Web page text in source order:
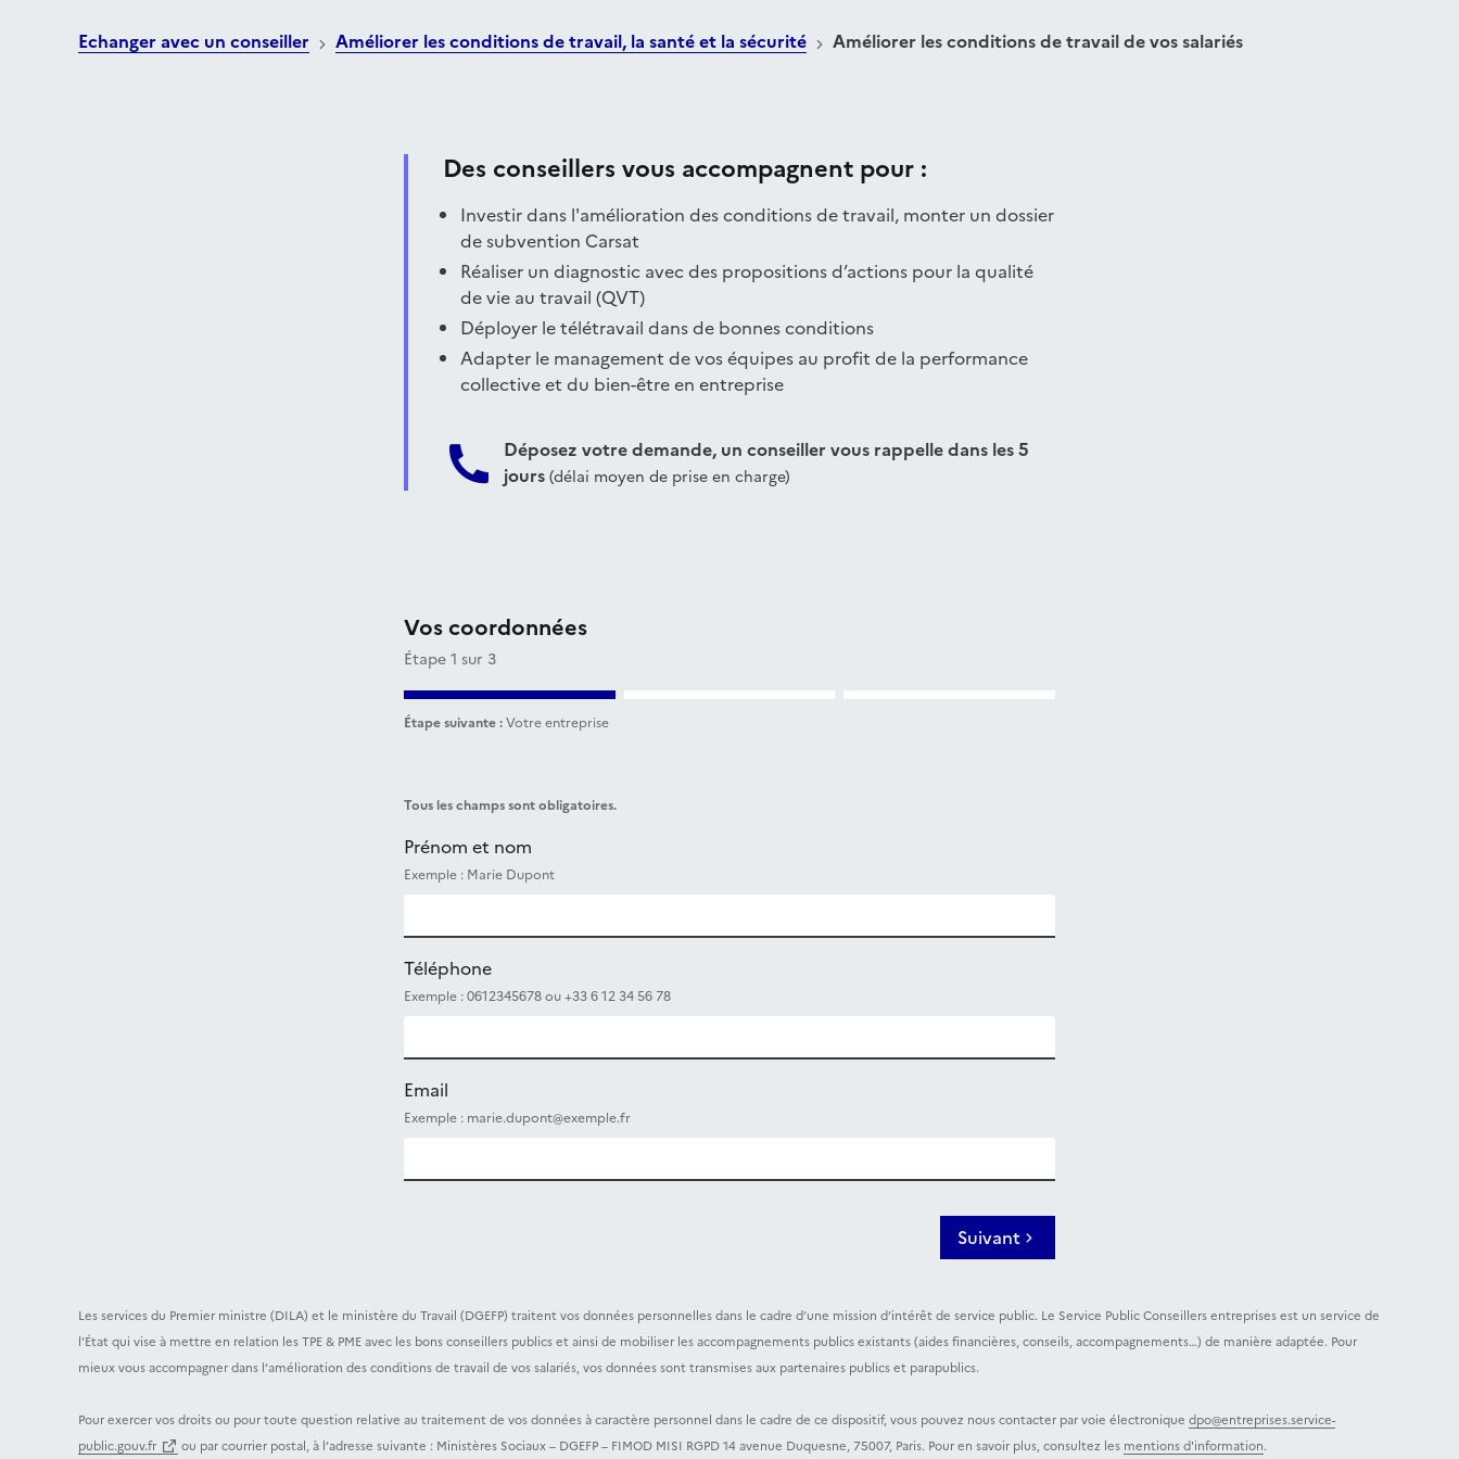
Echanger avec un conseiller Améliorer les conditions de travail, la santé et la sécurité Améliorer les conditions de travail de vos salariés
Des conseillers vous accompagnent pour :
Investir dans l'amélioration des conditions de travail, monter un dossier
de subvention Carsat
Réaliser un diagnostic avec des propositions d’actions pour la qualité
de vie au travail (QVT)
Déployer le télétravail dans de bonnes conditions
Adapter le management de vos équipes au profit de la performance
collective et du bien-être en entreprise
Déposez votre demande, un conseiller vous rappelle dans les 5
jours(délai moyen de prise en charge)
Étape 1 sur 3
Vos coordonnées
Étape suivante :Votre entreprise
Tous les champs sont obligatoires.
Prénom et nom
Exemple : Marie Dupont
Téléphone
Exemple : 0612345678 ou +33 6 12 34 56 78
Email
Exemple : marie.dupont@exemple.fr
Suivant
Les services du Premier ministre (DILA) et le ministère du Travail (DGEFP) traitent vos données personnelles dans le cadre d’une mission d’intérêt de service public. Le Service Public Conseillers entreprises est un service de
l’État qui vise à mettre en relation les TPE & PME avec les bons conseillers publics et ainsi de mobiliser les accompagnements publics existants (aides financières, conseils, accompagnements…) de manière adaptée. Pour
mieux vous accompagner dans l’amélioration des conditions de travail de vos salariés, vos données sont transmises aux partenaires publics et parapublics.
Pour exercer vos droits ou pour toute question relative au traitement de vos données à caractère personnel dans le cadre de ce dispositif, vous pouvez nous contacter par voie électronique dpo@entreprises.service-
public.gouv.fr
ou par courrier postal, à l’adresse suivante : Ministères Sociaux – DGEFP – FIMOD MISI RGPD 14 avenue Duquesne, 75007, Paris. Pour en savoir plus, consultez les mentions d'information.